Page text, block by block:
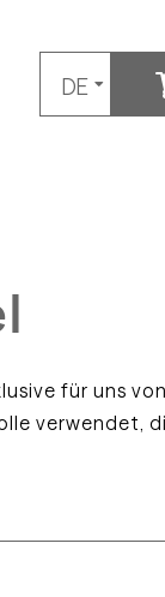
DE
für uns
verwendet,